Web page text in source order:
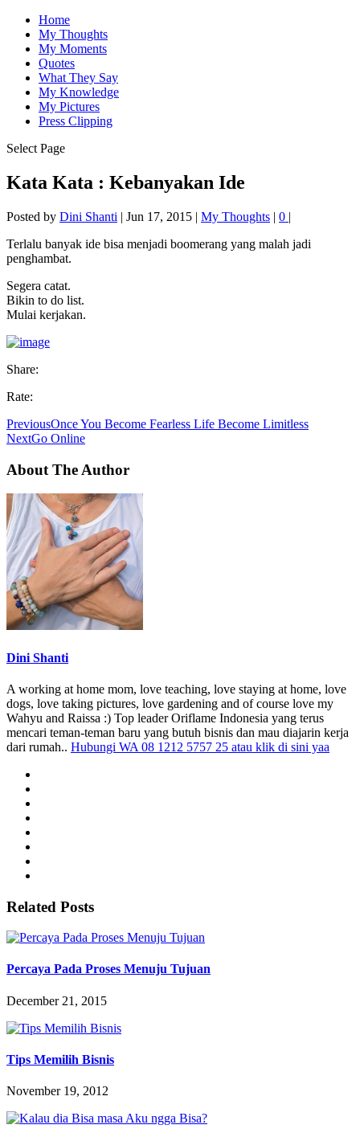
Home
My Thoughts
My Moments
Quotes
What They Say
My Knowledge
My Pictures
Press Clipping
Select Page
Kata Kata : Kebanyakan Ide
Posted by Dini Shanti | Jun 17, 2015 | My Thoughts | 0 |
Terlalu banyak ide bisa menjadi boomerang yang malah jadi
penghambat.
Segera catat.
Bikin to do list.
Mulai kerjakan.
Share:
Rate:
PreviousOnce You Become Fearless Life Become Limitless
NextGo Online
About The Author
Dini Shanti
A working at home mom, love teaching, love staying at home, love
dogs, love taking pictures, love gardening and of course love my
Wahyu and Raissa :) Top leader Oriflame Indonesia yang terus
mencari teman-teman baru yang butuh bisnis dan mau diajarin kerja
dari rumah.. Hubungi WA 08 1212 5757 25 atau klik di sini yaa
Related Posts
Percaya Pada Proses Menuju Tujuan
December 21, 2015
Tips Memilih Bisnis
November 19, 2012